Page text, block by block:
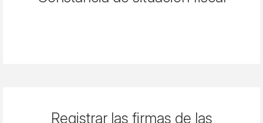
Registrar las firmas de las